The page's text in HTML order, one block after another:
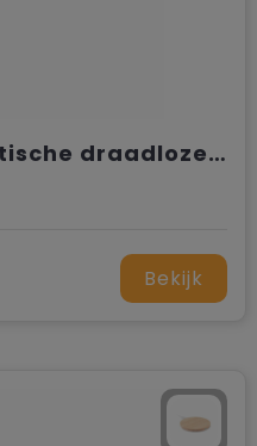
FLAKE MAG - Magnetische draadloze oplader
Bekijk